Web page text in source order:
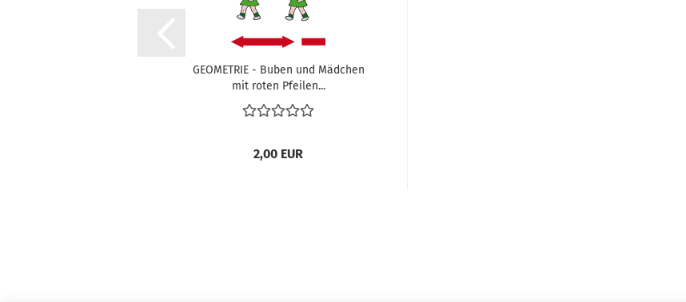
GEO­ME­TRIE - Buben und Mäd­chen
mit roten Pfei­len...
2,00 EUR